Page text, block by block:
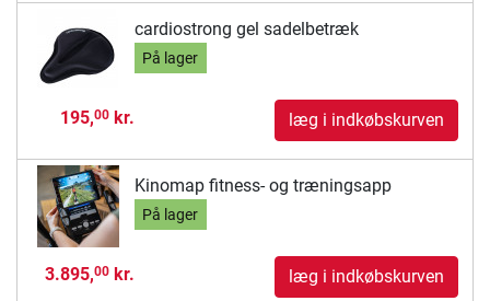
cardiostrong gel sadelbetræk
På lager
195,00kr. læg i indkøbskurven
Kinomap fitness- og træningsapp
På lager
3.895,00kr. læg i indkøbskurven